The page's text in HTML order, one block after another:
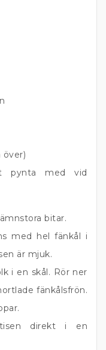
över)
pynta med vid
bitar.
med hel fänkål i
är mjuk.
i en skål. Rör ner
fänkålsfrön.
direkt i en